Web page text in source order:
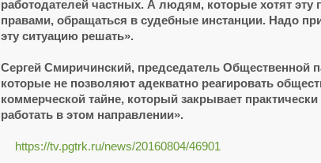
работодателей частных. А людям, которые хотят
правами, обращаться в судебные инстанции. Надо
эту ситуацию решать».
Сергей Смиричинский, председатель Общественной
которые не позволяют адекватно реагировать
коммерческой тайне, который закрывает
работать в этом направлении».
https://tv.pgtrk.ru/news/20160804/46901